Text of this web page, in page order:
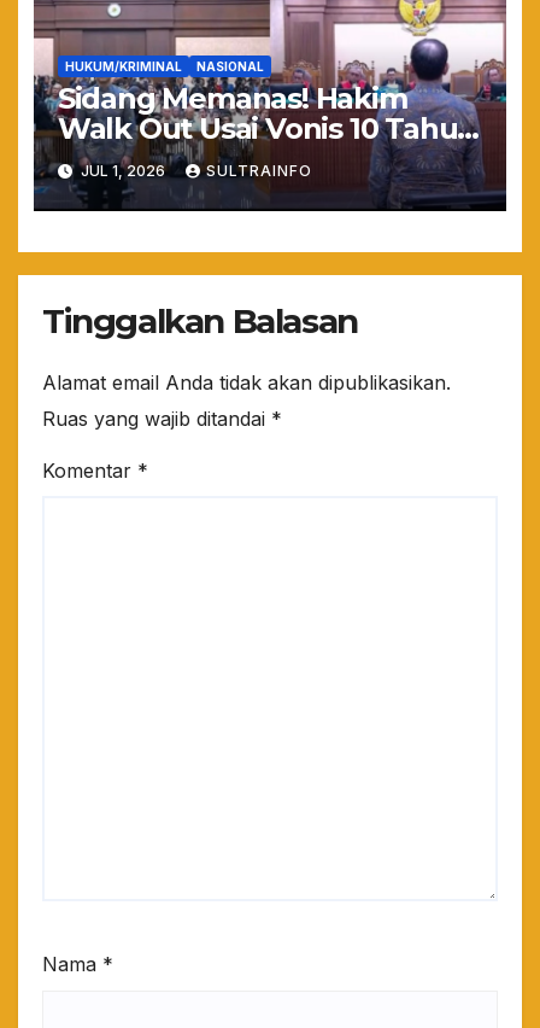
HUKUM/KRIMINAL NASIONAL
Sidang Memanas! Hakim
Walk Out Usai Vonis 10 Tahun
Nadiem Makarim, Kuasa
Hukum: “Yang Mulia Takut
Ya!”
JUL 1, 2026 SULTRAINFO
Tinggalkan Balasan
Alamat email Anda tidak akan dipublikasikan.
Ruas yang wajib ditandai *
Komentar *
Nama *